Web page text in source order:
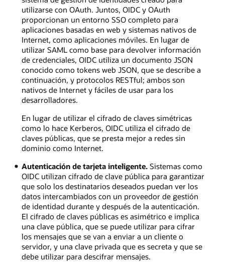
utilizarse con OAuth. Juntos, OIDC y OAuth
proporcionan un entorno SSO completo para
aplicaciones basadas en web y sistemas nativos de
Internet, como aplicaciones móviles. En lugar de
utilizar SAML como base para devolver información
de credenciales, OIDC utiliza un documento JSON
conocido como tokens web JSON, que se describe a
continuación, y protocolos RESTful; ambos son
nativos de Internet y fáciles de usar para los
desarrolladores.
En lugar de utilizar el cifrado de claves simétricas
como lo hace Kerberos, OIDC utiliza el cifrado de
claves públicas, que se presta mejor a redes sin
dominio como Internet.
Autenticación de tarjeta inteligente.Sistemas como
OIDC utilizan cifrado de clave pública para garantizar
que solo los destinatarios deseados puedan ver los
datos intercambiados con un proveedor de gestión
de identidad durante y después de la autenticación.
El cifrado de claves públicas es asimétrico e implica
una clave pública, que se puede utilizar para cifrar
los mensajes que se van a enviar a un cliente o
servidor, y una clave privada que es secreta y que se
debe utilizar para descifrar mensajes.